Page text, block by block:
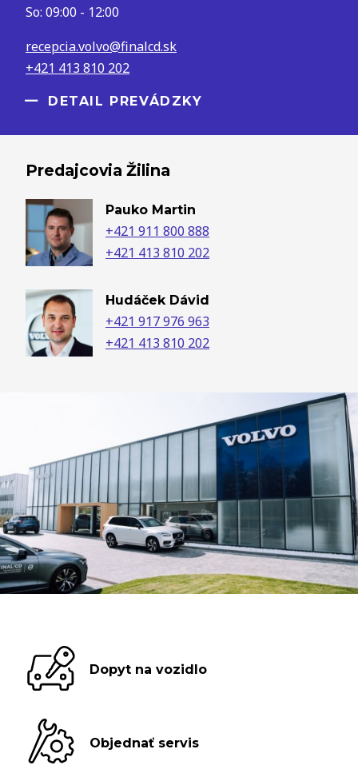
So: 09:00 - 12:00
recepcia.volvo@finalcd.sk
+421 413 810 202
DETAIL PREVÁDZKY
Predajcovia Žilina
Pauko Martin
+421 911 800 888
+421 413 810 202
Hudáček Dávid
+421 917 976 963
+421 413 810 202
Dopyt na vozidlo
Objednať servis